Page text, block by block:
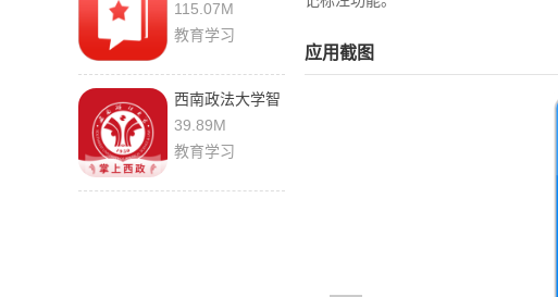
5.5.7
115.07M
教育学习
西南政法大学智
慧校园 1.0.14
手机版
39.89M
教育学习
应用截图